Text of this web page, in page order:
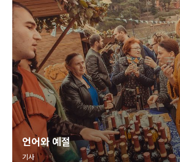
언어와 예절
기사